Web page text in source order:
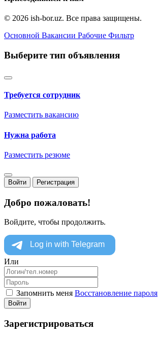
© 2026 ish-bor.uz. Все права защищены.
Основной Вакансии Рабочие Фильтр
Выберите тип объявления
Требуется сотрудник
Разместить вакансию
Нужна работа
Разместить резюме
Войти Регистрация
Добро пожаловать!
Войдите, чтобы продолжить.
Или
Запомнить меня Восстановление пароля
Войти
Зарегистрироваться